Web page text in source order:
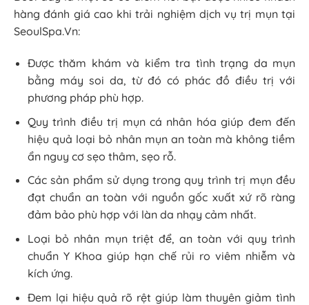
hàng đánh giá cao khi trải nghiệm dịch vụ trị mụn tại
SeoulSpa.Vn:
Được thăm khám và kiểm tra tình trạng da mụn
bằng máy soi da, từ đó có phác đồ điều trị với
phương pháp phù hợp.
Quy trình điều trị mụn cá nhân hóa giúp đem đến
hiệu quả loại bỏ nhân mụn an toàn mà không tiềm
ẩn nguy cơ sẹo thâm, sẹo rỗ.
Các sản phẩm sử dụng trong quy trình trị mụn đều
đạt chuẩn an toàn với nguồn gốc xuất xứ rõ ràng
đảm bảo phù hợp với làn da nhạy cảm nhất.
Loại bỏ nhân mụn triệt để, an toàn với quy trình
chuẩn Y Khoa giúp hạn chế rủi ro viêm nhiễm và
kích ứng.
Đem lại hiệu quả rõ rệt giúp làm thuyên giảm tình